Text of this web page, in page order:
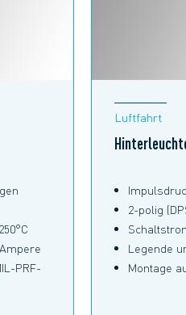
PRF-
Luftfahrt
2-polig
Legende
Montage